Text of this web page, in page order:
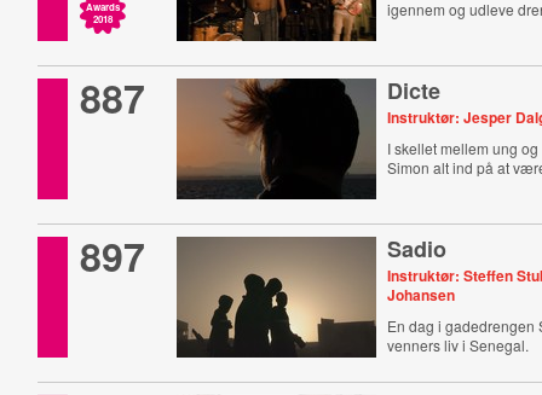
Awards
2018
igennem og udleve
887 Dicte
Instruktør: Jesper
I skellet mellem ung
Simon alt ind på at
897 Sadio
Instruktør: Steffen
Johansen
En dag i gadedrengen
venners liv i Senegal.